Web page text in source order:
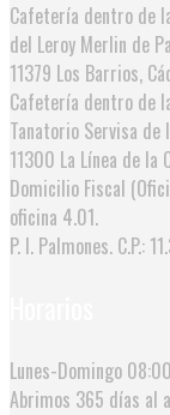
Cafetería dentro de
del Leroy Merlin de
11379 Los Barrios,
Cafetería dentro de
Tanatorio Servisa de
11300 La Línea de la
Domicilio Fiscal
oficina 4.01.
P. I. Palmones. C.P.:
Lunes-Domingo
Abrimos 365 días al